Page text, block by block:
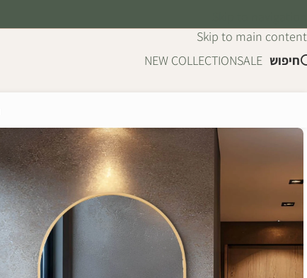
Skip to main content
חיפוש SALE
NEW COLLECTION